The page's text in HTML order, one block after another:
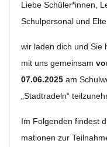
G
O
L
Liebe Schüler*innen,
Schul­per­so­nal und
wir laden dich und Sie
mit uns gemein­sam
07.06.2025 am
„Stadt­ra­deln“
Im Fol­gen­den fin­dest
ma­tio­nen zur